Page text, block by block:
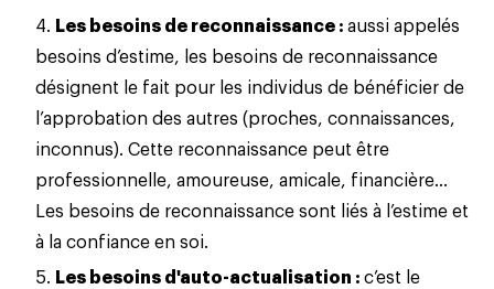
Les besoins de reconnaissance : aussi appelés
besoins d’estime, les besoins de reconnaissance
désignent le fait pour les individus de bénéficier de
l’approbation des autres (proches, connaissances,
inconnus). Cette reconnaissance peut être
professionnelle, amoureuse, amicale, financière…
Les besoins de reconnaissance sont liés à l’estime et
à la confiance en soi.
Les besoins d'auto-actualisation : c’est le